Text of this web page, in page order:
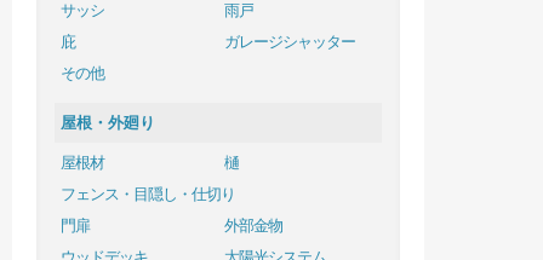
サッシ
雨戸
庇
ガレージシャッター
その他
屋根・外廻り
屋根材
樋
フェンス・目隠し・仕切り
門扉
外部金物